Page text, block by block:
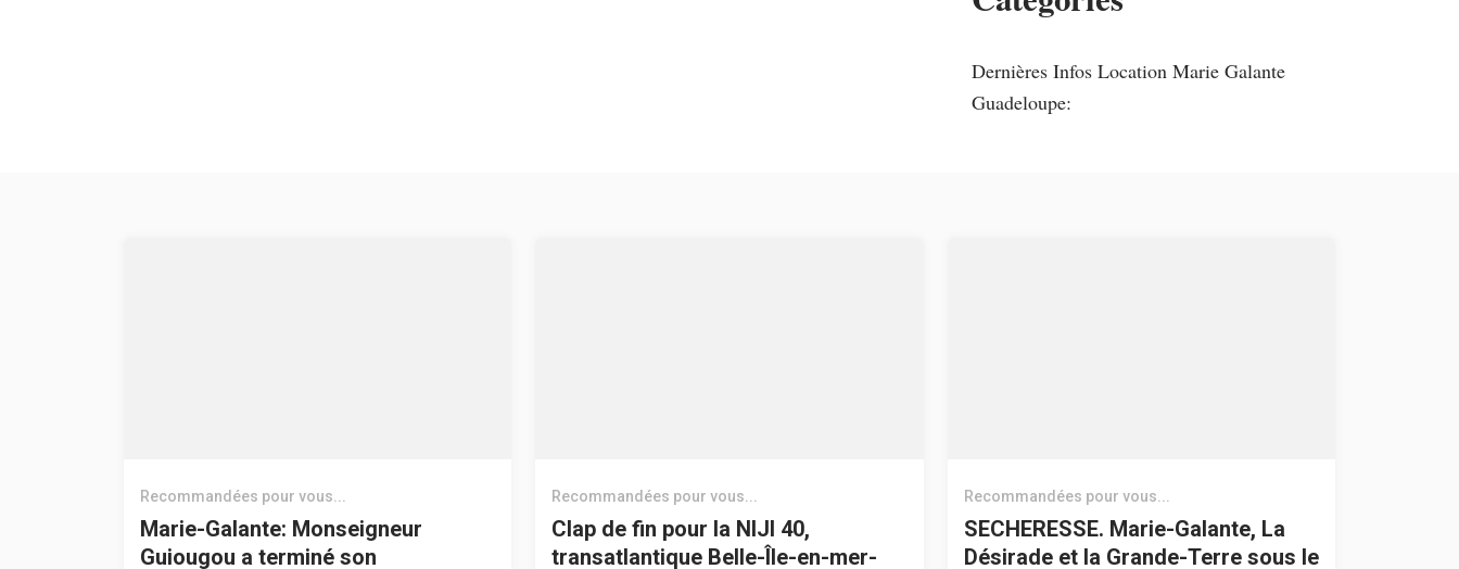
Dernières Infos Location Marie Galante
Guadeloupe:
Recommandées pour vous...
Marie-Galante: Monseigneur
Guiougou a terminé son
Recommandées pour vous...
Clap de fin pour la NIJI 40,
transatlantique Belle-Île-en-mer-
Recommandées pour vous...
SECHERESSE. Marie-Galante, La
Désirade et la Grande-Terre sous le